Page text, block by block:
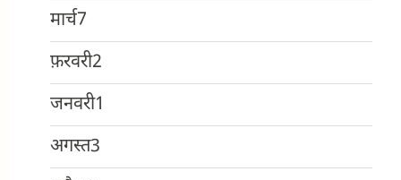
मार्च7
फ़रवरी2
जनवरी1
अगस्त3